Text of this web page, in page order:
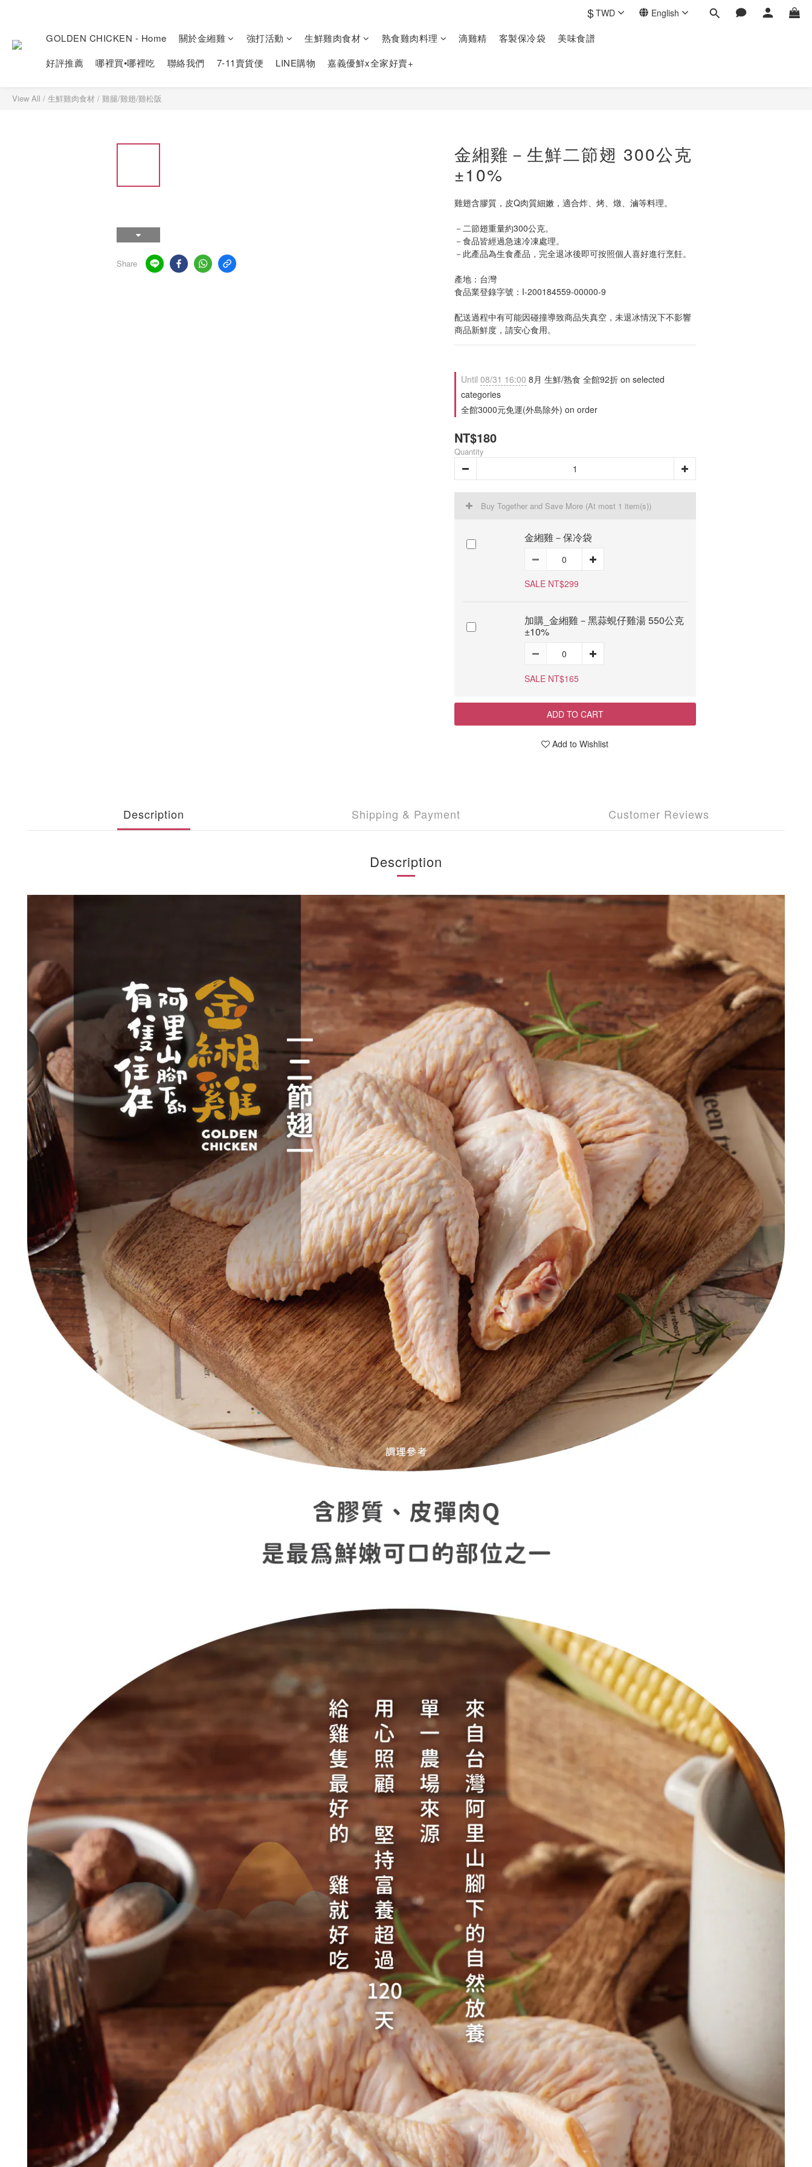
$TWD English
GOLDEN CHICKEN - Home 關於金緗雞 強打活動 生鮮雞肉食材 熟食雞肉料理 滴雞精 客製保冷袋
美味食譜
好評推薦
哪裡買•哪裡吃 聯絡我們 7-11賣貨便 LINE購物 嘉義優鮮x全家好賣+
View All / 生鮮雞肉食材 / 雞腿/雞翅/雞松阪
Share
金緗雞－生鮮二節翅 300公克
±10%
雞翅含膠質，皮Q肉質細嫩，適合炸、烤、燉、滷等料理。
－二節翅重量約300公克。
－食品皆經過急速冷凍處理。
－此產品為生食產品，完全退冰後即可按照個人喜好進行烹飪。
產地：台灣
食品業登錄字號：I-200184559-00000-9
配送過程中有可能因碰撞導致商品失真空，未退冰情況下不影響
商品新鮮度，請安心食用。
Until 08/31 16:00 8月 生鮮/熟食 全館92折 on selected
categories
全館3000元免運(外島除外) on order
NT$180
Quantity
Buy Together and Save More (At most 1 item(s))
金緗雞－保冷袋
SALE NT$299
加購_金緗雞－黑蒜蜆仔雞湯 550公克
±10%
SALE NT$165
ADD TO CART
Add to Wishlist
Description Shipping & Payment Customer Reviews
Description